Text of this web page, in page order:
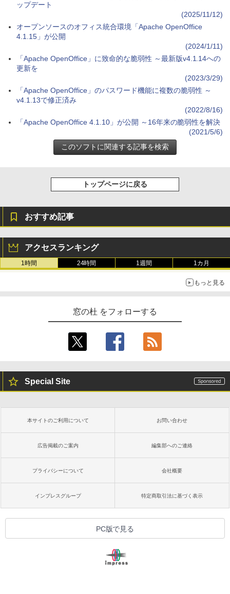
ップデート
(2025/11/12)
オープンソースのオフィス統合環境「Apache OpenOffice
4.1.15」が公開
(2024/1/11)
「Apache OpenOffice」に致命的な脆弱性 ～最新版v4.1.14への
更新を
(2023/3/29)
「Apache OpenOffice」のパスワード機能に複数の脆弱性 ～
v4.1.13で修正済み
(2022/8/16)
「Apache OpenOffice 4.1.10」が公開 ～16年来の脆弱性を解決
(2021/5/6)
トップページに戻る
おすすめ記事
アクセスランキング
1時間 24時間 1週間 1カ月
もっと見る
窓の杜 をフォローする
Special Site
本サイトのご利用について お問い合わせ
広告掲載のご案内 編集部へのご連絡
プライバシーについて 会社概要
インプレスグループ 特定商取引法に基づく表示
PC版で見る